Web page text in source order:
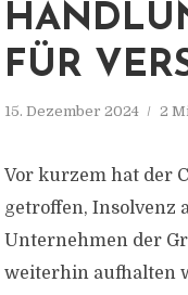
FÜR
15. Dezember 2024 2
Vor kurzem hat der
getroffen, Insolvenz
Unternehmen der
weiterhin aufhalten